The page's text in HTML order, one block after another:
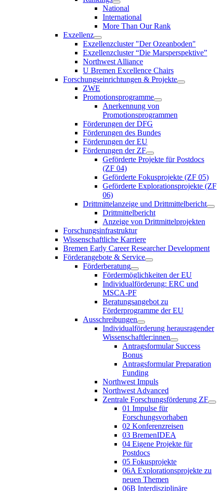
National
International
More Than Our Rank
Exzellenz
Exzellenzcluster "Der Ozeanboden"
Exzellenzcluster “Die Marsperspektive”
Northwest Alliance
U Bremen Excellence Chairs
Forschungseinrichtungen & Projekte
ZWE
Promotionsprogramme
Anerkennung von
Promotionsprogrammen
Förderungen der DFG
Förderungen des Bundes
Förderungen der EU
Förderungen der ZF
Geförderte Projekte für Postdocs
(ZF 04)
Geförderte Fokusprojekte (ZF 05)
Geförderte Explorationsprojekte (ZF
06)
Drittmittelanzeige und Drittmittelbericht
Drittmittelbericht
Anzeige von Drittmittelprojekten
Forschungsinfrastruktur
Wissenschaftliche Karriere
Bremen Early Career Researcher Development
Förderangebote & Service
Förderberatung
Fördermöglichkeiten der EU
Individualförderung: ERC und
MSCA-PF
Beratungsangebot zu
Förderprogramme der EU
Ausschreibungen
Individualförderung herausragender
Wissenschaftler:innen
Antragsformular Success
Bonus
Antragsformular Preparation
Funding
Northwest Impuls
Northwest Advanced
Zentrale Forschungsförderung ZF
01 Impulse für
Forschungsvorhaben
02 Konferenzreisen
03 BremenIDEA
04 Eigene Projekte für
Postdocs
05 Fokusprojekte
06A Explorationsprojekte zu
neuen Themen
06B Interdisziplinäre